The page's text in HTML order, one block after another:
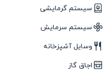
سیستم گرمایشی
سیستم سرمایش
وسایل آشپزخانه
اجاق گاز